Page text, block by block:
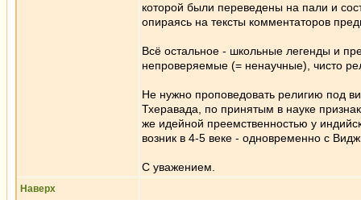
которой были переведены на пали и
опираясь на тексты комментаторов
Всё остальное - школьные легенды и
непроверяемые (= ненаучные), чисто
Не нужно проповедовать религию под
Тхеравада, по принятым в науке
же идейной преемственностью у
возник в 4-5 веке - одновременно с
С уважением.
Наверх